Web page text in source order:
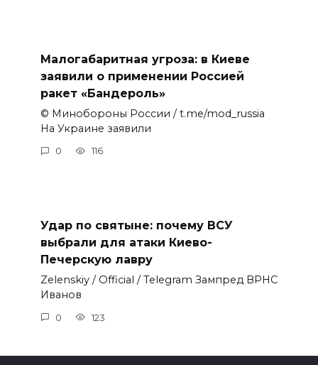
Малогабаритная угроза: в Киеве
заявили о применении Россией
ракет «Бандероль»
© Минобороны России / t.me/mod_russia
На Украине заявили
0 116
Удар по святыне: почему ВСУ
выбрали для атаки Киево-
Печерскую лавру
Zеlеnskiу / Оfficiаl / Telegram Зампред ВРНС
Иванов
0 123